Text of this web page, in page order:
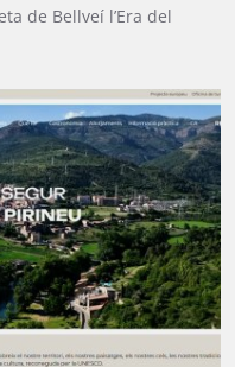
de Bellveí l’Era del